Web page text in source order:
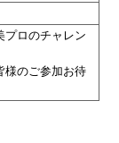
プロのチャレン
様のご参加お待